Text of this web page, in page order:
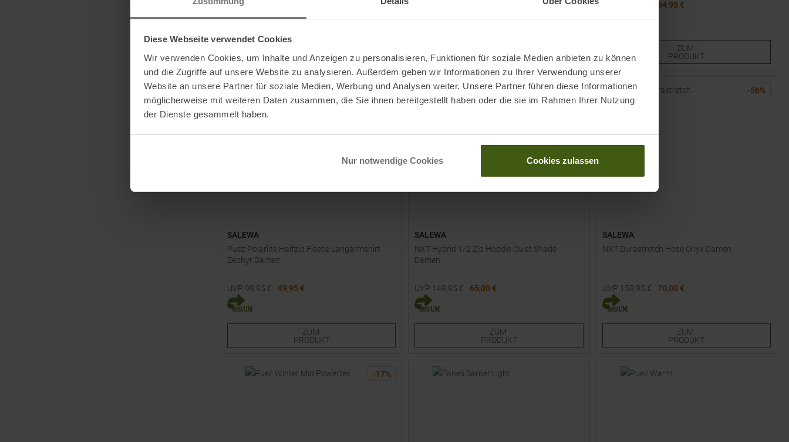
Diese Webseite verwendet Cookies
Wir verwenden Cookies, um Inhalte und Anzeigen zu personalisieren, Funktionen für soziale Medien anbieten zu können
und die Zugriffe auf unsere Website zu analysieren. Außerdem geben wir Informationen zu Ihrer Verwendung unserer
Website an unsere Partner für soziale Medien, Werbung und Analysen weiter. Unsere Partner führen diese Informationen
möglicherweise mit weiteren Daten zusammen, die Sie ihnen bereitgestellt haben oder die sie im Rahmen Ihrer Nutzung
der Dienste gesammelt haben.
Nur notwendige Cookies Cookies zulassen
UVP
Verfügbare Größen:
PRODUKT
PRODUKT
64,95 €
ZUM
PRODUKT
- 50%
SALEWA
Puez Polarlite Halfzip Fleece Langarmshirt
Zephyr Damen
UVP 99,95 €
49,95 €
Verfügbare Größen:
ZUM
PRODUKT
-57%
SALEWA
NXT Hybrid 1/2 Zip Hoodie Quiet Shade
Damen
UVP 149,95 €
65,00 €
Verfügbare Größen:
ZUM
PRODUKT
-56%
SALEWA
NXT Durastretch Hose Onyx Damen
UVP 159,95 €
70,00 €
Verfügbare Größen:
ZUM
PRODUKT
-17%